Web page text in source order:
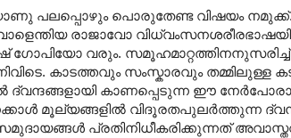
പൊരുതേണ്ട വിഷയം
രാജാവോ
വരും.
കാടത്തവും സംസ്കാരവും തമ്മിലുള്ള
ദ്വന്ദങ്ങളായി കാണപ്പെടുന്ന ഈ
മൂല്യങ്ങളിൽ വിദൂരതപുലർത്തുന്ന
പ്രതിനിധീകരിക്കുന്നത്